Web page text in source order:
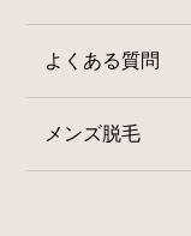
よくある質問
メンズ脱毛